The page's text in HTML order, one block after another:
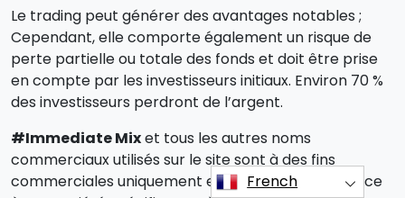
Le trading peut générer des avantages notables ;
Cependant, elle comporte également un risque de
perte partielle ou totale des fonds et doit être prise
en compte par les investisseurs initiaux. Environ 70 %
des investisseurs perdront de l’argent.
#Immediate Mixet tous les autres noms
commerciaux utilisés sur le site sont à des fins
commerciales uniquement et ne font pas référence
French